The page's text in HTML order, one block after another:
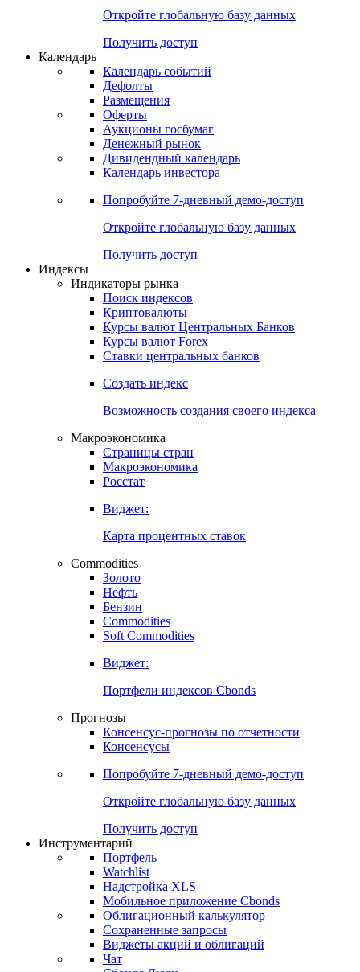
Корпоративные CDS
Попробуйте7-дневный
Откройте глобальную базу данных
Получить доступ
Календарь
Календарь событий
Дефолты
Размещения
Оферты
Денежный рынок
Календарь инвестора
Попробуйте7-дневный
Откройте глобальную базу данных
Получить доступ
Индикаторы рынка
Поиск индексов
Курсы валют Центральных Банков
Ставки центральных банков
Создать индекс
Возможность создания своего индекса
Страницы стран
Росстат
Виджет:
Карта процентных ставок
Commodities
Золото
Бензин
Soft Commodities
Виджет:
Портфели индексов Cbonds
Прогнозы
Консенсусы
Попробуйте7-дневный
Откройте глобальную базу данных
Получить доступ
Инструментарий
Портфель
Watchlist
Надстройка XLS
Мобильное приложение Cbonds